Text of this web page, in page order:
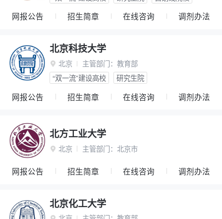
网报公告 招生简章 在线咨询 调剂办法
北京科技大学
 北京 主管部门： 教育部
“双一流”建设高校
研究生院
网报公告 招生简章 在线咨询 调剂办法
北方工业大学
 北京 主管部门： 北京市
网报公告 招生简章 在线咨询 调剂办法
北京化工大学